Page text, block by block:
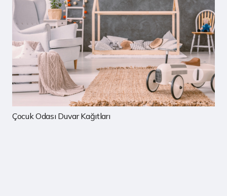
Çocuk Odası Duvar Kağıtları